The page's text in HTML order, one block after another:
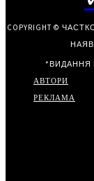
COPYRIGHT ©
*ВИДАННЯ
АВТОРИ
РЕКЛАМА